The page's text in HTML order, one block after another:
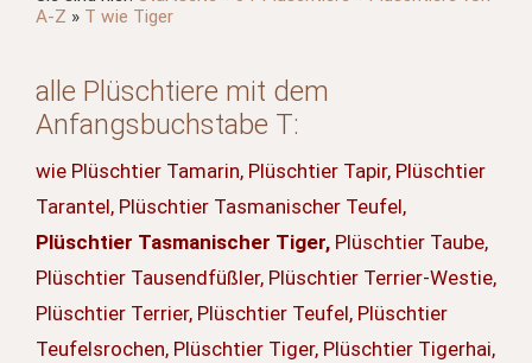
A-Z » T wie Tiger
alle Plüschtiere mit dem
Anfangsbuchstabe T:
wie Plüschtier Tamarin, Plüschtier Tapir, Plüschtier
Tarantel, Plüschtier Tasmanischer Teufel,
Plüschtier Tasmanischer Tiger, Plüschtier Taube,
Plüschtier Tausendfüßler, Plüschtier Terrier-Westie,
Plüschtier Terrier, Plüschtier Teufel, Plüschtier
Teufelsrochen, Plüschtier Tiger, Plüschtier Tigerhai,